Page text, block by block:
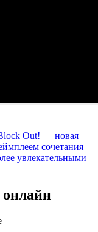
Out! — новая
сочетания
увлекательными